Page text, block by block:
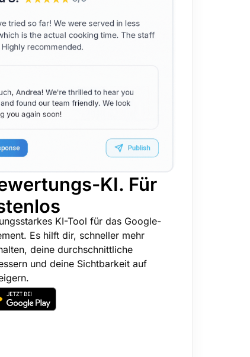
KI. Für
KI-Tool für das Google-
Es hilft dir, schneller mehr
deine durchschnittliche
und deine Sichtbarkeit auf